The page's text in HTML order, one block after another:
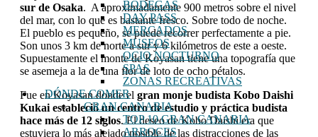
BODEGAS
DAY PASS
MERCADOS
MUSEOS
OCIO NOCTURNO
SPAS
ZONAS RECREATIVAS
DÓNDE COMER
GRAN CANARIA
TOP 10 GRAN CANARIA
ARROCES
sur de Osaka. A aproximadamente 900 metros sobre el nivel
del mar, con lo que es bastante fresco. Sobre todo de noche.
El pueblo es pequeño, se puede recorrer perfectamente a pie.
Son unos 3 km de norte a sur y 6 kilómetros de este a oeste.
Supuestamente el monte de Koyasan tiene una topografía que
se asemeja a la de una flor de loto de ocho pétalos.
Fue en Koyasan donde el gran monje budista Kobo Daishi
Kukai estableció un centro de estudio y práctica budista
hace más de 12 siglos. El deseo de Kobo Daishi era que
estuviera lo más alejado posible de las distracciones de las